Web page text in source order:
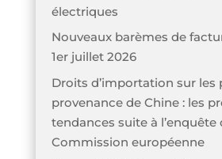
électriques
Nouveaux barèmes de
1er juillet 2026
Droits d’importation sur les
provenance de Chine : les
tendances suite à l’enquête
Commission européenne